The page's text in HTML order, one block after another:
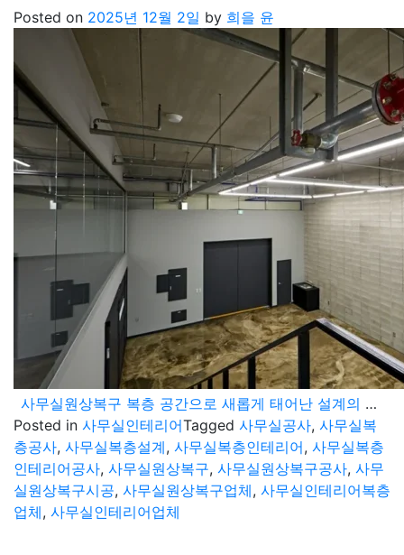
Posted on 2025년 12월 2일 by 희을 윤
사무실원상복구 복층 공간으로 새롭게 태어난 설계의 중요성
Posted in 사무실인테리어Tagged 사무실공사, 사무실복
층공사, 사무실복층설계, 사무실복층인테리어, 사무실복층
인테리어공사, 사무실원상복구, 사무실원상복구공사, 사무
실원상복구시공, 사무실원상복구업체, 사무실인테리어복층
업체, 사무실인테리어업체